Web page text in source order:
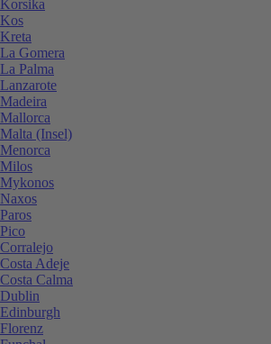
Korsika
Kos
Kreta
La Gomera
La Palma
Lanzarote
Madeira
Mallorca
Malta (Insel)
Menorca
Milos
Mykonos
Naxos
Paros
Pico
Corralejo
Costa Adeje
Costa Calma
Dublin
Edinburgh
Florenz